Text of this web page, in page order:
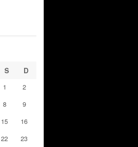
S D
1
2
8
9
15
16
22
23